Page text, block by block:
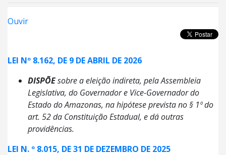
Ouvir
LEI Nº 8.162, DE 9 DE ABRIL DE 2026
DISPÕEsobre a eleição indireta, pela Assembleia
Legislativa, do Governador e Vice-Governador do
Estado do Amazonas, na hipótese prevista no § 1º do
art. 52 da Constituição Estadual, e dá outras
providências.
LEI N. º 8.015, DE 31 DE DEZEMBRO DE 2025